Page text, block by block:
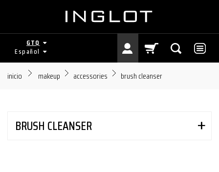
GTQ
Español
inicio makeup accessories brush cleanser
BRUSH CLEANSER